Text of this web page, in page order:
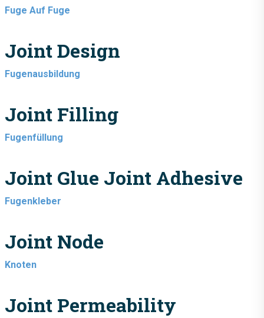
Fuge Auf Fuge
Joint Design
Fugenausbildung
Joint Filling
Fugenfüllung
Joint Glue Joint Adhesive
Fugenkleber
Joint Node
Knoten
Joint Permeability